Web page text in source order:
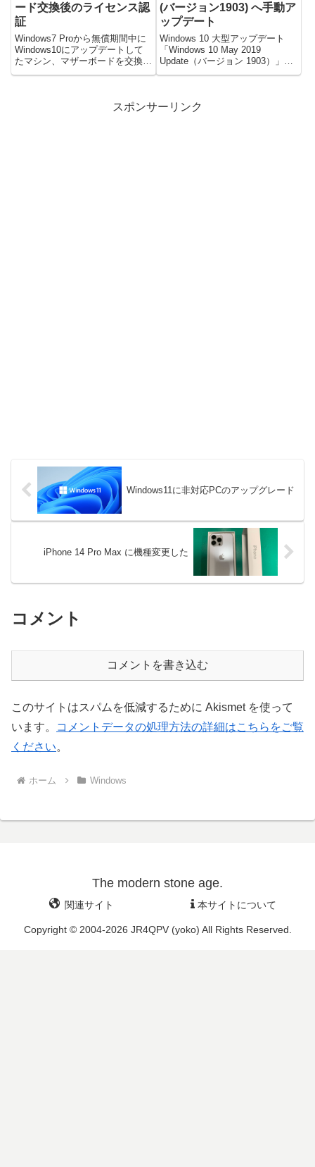
ード交換後のライセンス認
証
Windows7 Proから無償期間中に
Windows10にアップデートして
たマシン、マザーボードを交換し
た。流用したのはHDDのみとい
ジタル認証は済ませて、
(バージョン1903) へ手動ア
ップデート
Windows 10 大型アップデート
「Windows 10 May 2019
Update（バージョン 1903）」
へ、手動でアップデートしたので
の更新が表示されて...
スポンサーリンク
Windows11に非対応PCのアップグレード
iPhone 14 Pro Max に機種変更した
コメント
コメントを書き込む
このサイトはスパムを低減するために Akismet を使って
います。
コメントデータの処理方法の詳細はこちらをご覧
ください。
ホーム Windows
The modern stone age.
関連サイト 本サイトについて
Copyright © 2004-2026 JR4QPV (yoko) All Rights Reserved.